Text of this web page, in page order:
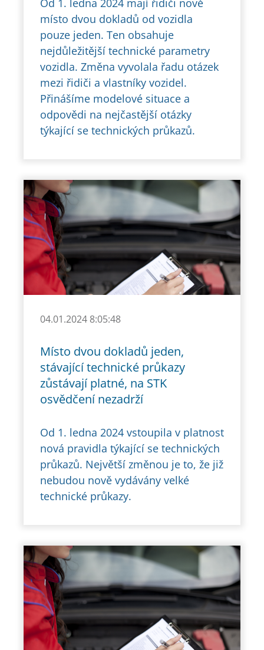
Od 1. ledna 2024 mají řidiči nově
místo dvou dokladů od vozidla
pouze jeden. Ten obsahuje
nejdůležitější technické parametry
vozidla. Změna vyvolala řadu otázek
mezi řidiči a vlastníky vozidel.
Přinášíme modelové situace a
odpovědi na nejčastější otázky
týkající se technických průkazů.
04.01.2024 8:05:48
Místo dvou dokladů jeden,
stávající technické průkazy
zůstávají platné, na STK
osvědčení nezadrží
Od 1. ledna 2024 vstoupila v platnost
nová pravidla týkající se technických
průkazů. Největší změnou je to, že již
nebudou nově vydávány velké
technické průkazy.